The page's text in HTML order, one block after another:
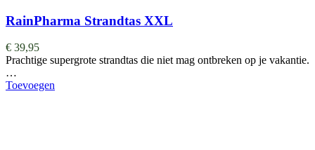
RainPharma Strandtas XXL
€ 39,95
Prachtige supergrote strandtas die niet mag ontbreken op je vakantie.
…
Toevoegen